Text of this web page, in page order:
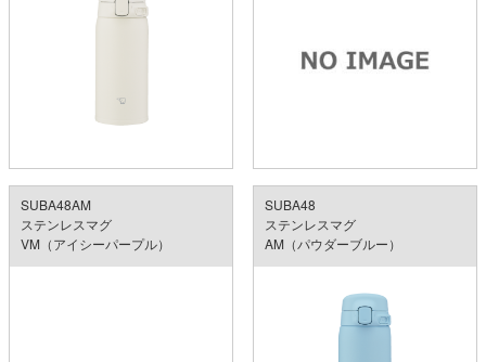
SUBA48AM
ステンレスマグ
VM（アイシーパープル）
SUBA48
ステンレスマグ
AM（パウダーブルー）